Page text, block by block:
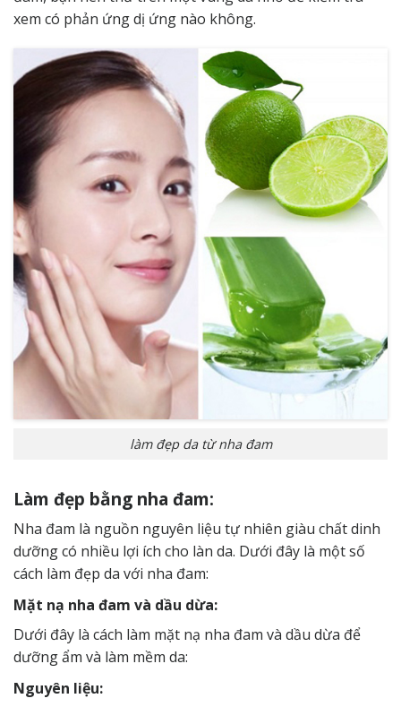
xem có phản ứng dị ứng nào không.
làm đẹp da từ nha đam
Làm đẹp bằng nha đam:
Nha đam là nguồn nguyên liệu tự nhiên giàu chất dinh
dưỡng có nhiều lợi ích cho làn da. Dưới đây là một số
cách làm đẹp da với nha đam:
Mặt nạ nha đam và dầu dừa:
Dưới đây là cách làm mặt nạ nha đam và dầu dừa để
dưỡng ẩm và làm mềm da:
Nguyên liệu: